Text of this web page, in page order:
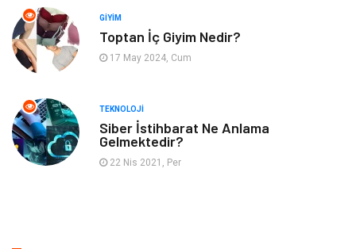
Gayrimenkul
Astroloji Müzik
Ev İşleri
Sigorta
GIYIM
Toptan İç Giyim Nedir?
17 May 2024, Cum
TEKNOLOJI
Siber İstihbarat Ne Anlama
Gelmektedir?
22 Nis 2021, Per